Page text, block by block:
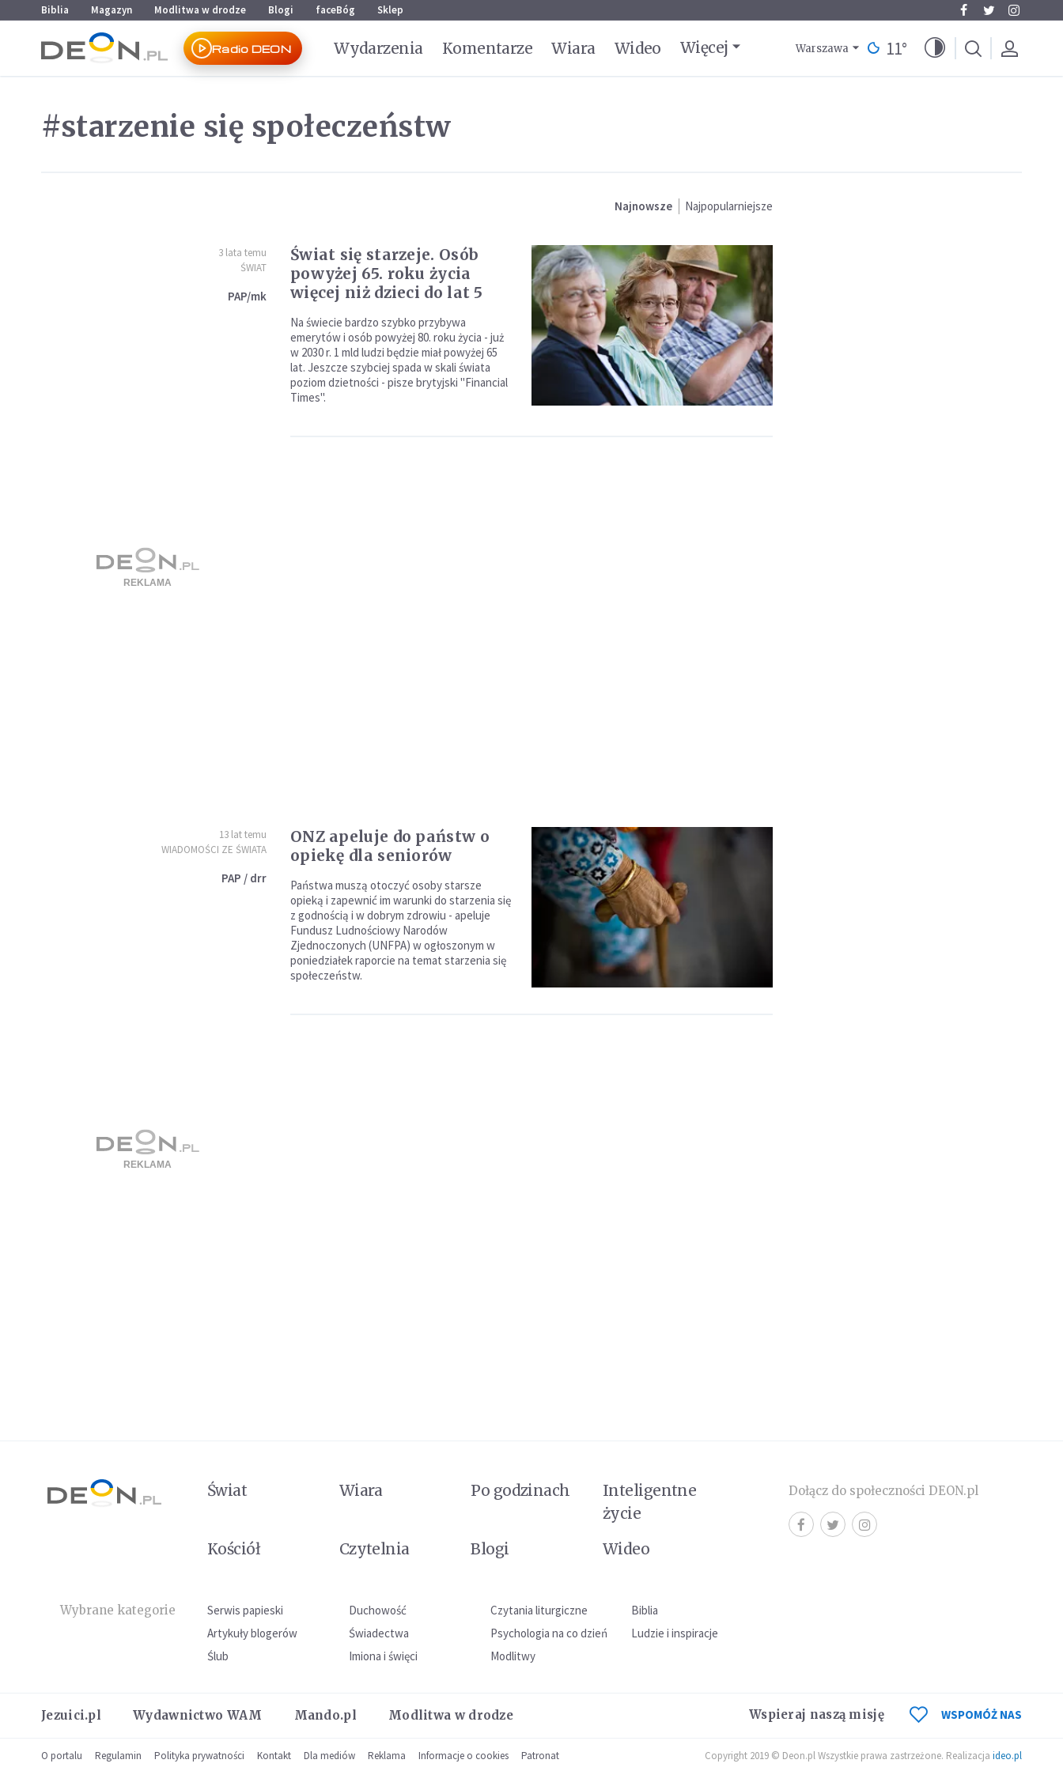
Przejdź do menu głównego
Przejdź do treści
Biblia Magazyn Modlitwa w drodze Blogi faceBóg Sklep
Radio DEON Wydarzenia Komentarze Wiara Wideo Więcej Warszawa 11°
#starzenie się społeczeństw
Najnowsze Najpopularniejsze
3 lata temu
ŚWIAT
PAP/mk
Świat się starzeje. Osób
powyżej 65. roku życia
więcej niż dzieci do lat 5
Na świecie bardzo szybko przybywa
emerytów i osób powyżej 80. roku życia - już
w 2030 r. 1 mld ludzi będzie miał powyżej 65
lat. Jeszcze szybciej spada w skali świata
poziom dzietności - pisze brytyjski "Financial
Times".
13 lat temu
WIADOMOŚCI ZE ŚWIATA
PAP / drr
ONZ apeluje do państw o
opiekę dla seniorów
Państwa muszą otoczyć osoby starsze
opieką i zapewnić im warunki do starzenia się
z godnością i w dobrym zdrowiu - apeluje
Fundusz Ludnościowy Narodów
Zjednoczonych (UNFPA) w ogłoszonym w
poniedziałek raporcie na temat starzenia się
społeczeństw.
Świat Wiara Po godzinach
Inteligentne
życie
Kościół
Czytelnia Blogi Wideo
Wybrane kategorie Serwis papieski Duchowość Czytania liturgiczne
Biblia
Artykuły blogerów
Świadectwa Psychologia na co dzień
Ludzie i inspiracje
Ślub
Imiona i święci Modlitwy
Dołącz do społeczności DEON.pl
Jezuici.pl Wydawnictwo WAM Mando.pl Modlitwa w drodze Wspieraj naszą misję WSPOMÓŻ NAS
O portalu Regulamin Polityka prywatności Kontakt Dla mediów Reklama Informacje o cookies Patronat Copyright 2019 © Deon.pl Wszystkie prawa zastrzeżone. Realizacja ideo.pl